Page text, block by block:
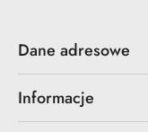
Dane adresowe
Informacje